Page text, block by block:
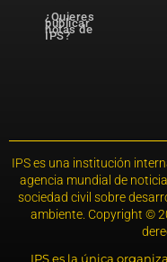
¿Quieres
publicar
notas de
IPS?
IPS es una institución
agencia mundial de
sociedad civil sobre
ambiente. Copyright ©
IPS es la única